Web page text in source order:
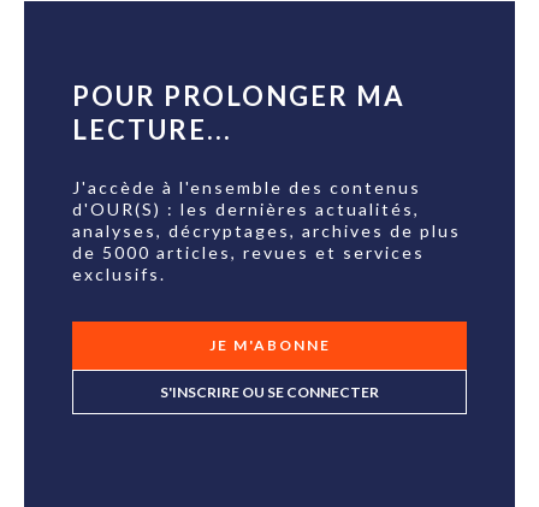
POUR PROLONGER MA
LECTURE...
J'accède à l'ensemble des contenus
d'OUR(S) : les dernières actualités,
analyses, décryptages, archives de plus
de 5000 articles, revues et services
exclusifs.
JE M'ABONNE
S'INSCRIRE OU SE CONNECTER